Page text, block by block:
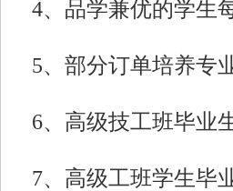
4、品学兼优的学生
5、部分订单培养专
6、高级技工班毕业
7、高级工班学生毕